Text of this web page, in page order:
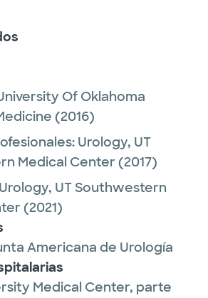
Of Oklahoma
(2016)
Urology, UT
Medical Center (2017)
Urology, UT Southwestern
(2021)
Americana de Urología
Medical Center, parte